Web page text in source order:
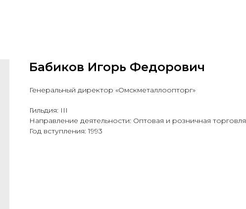
Бабиков Игорь Федорович
Генеральный директор «Омскметаллоопторг»
Гильдия: III
Направление деятельности: Оптовая и розничная торговля
Год вступления: 1993